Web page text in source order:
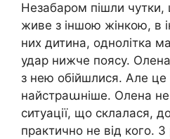
Незабаром пішли чутки,
живе з іншою жінкою, в
них дитина, однолітка
удар нижче поясу. Олена
з нею обійшлися. Але це
найстраաніше. Олена
ситуації, що склалася,
практично не від кого. З